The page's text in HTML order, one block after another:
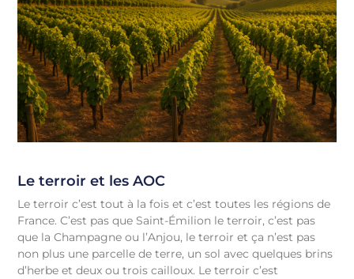
Le terroir et les AOC
Le terroir c’est tout à la fois et c’est toutes les régions de
France. C’est pas que Saint-Émilion le terroir, c’est pas
que la Champagne ou l’Anjou, le terroir et ça n’est pas
non plus une parcelle de terre, un sol avec quelques brins
d’herbe et deux ou trois cailloux. Le terroir c’est